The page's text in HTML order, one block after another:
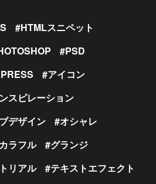
HTMLスニペット
PSD
アイコン
スピレーション
デザイン
オシャレ
カラフル
グランジ
リアル
テキストエフェクト